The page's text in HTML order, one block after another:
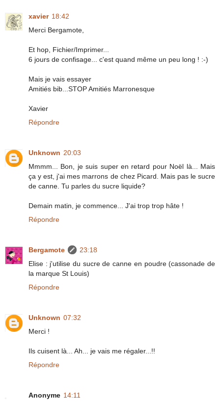
xavier 18:42
Merci Bergamote,
Et hop, Fichier/Imprimer...
6 jours de confisage... c'est quand même un peu long ! :-)
Mais je vais essayer
Amitiés bib...STOP Amitiés Marronesque
Xavier
Répondre
Unknown 20:03
Mmmm... Bon, je suis super en retard pour Noël là... Mais
ça y est, j'ai mes marrons de chez Picard. Mais pas le sucre
de canne. Tu parles du sucre liquide?
Demain matin, je commence... J'ai trop trop hâte !
Répondre
Bergamote
23:18
Elise : j'utilise du sucre de canne en poudre (cassonade de
la marque St Louis)
Répondre
Unknown 07:32
Merci !
Ils cuisent là... Ah... je vais me régaler...!!
Répondre
Anonyme 14:11